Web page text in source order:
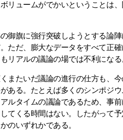
リュームがでかいということは
御旗に強行突破しようとする論
ただ、膨大なデータをすべて正
リアルの議論の場では不利になる
またいだ議論の進行の仕方も、
ある。たとえば多くのシンポジ
ルタイムの議論であるため、事
てくる時間はない。したがって
のいずれかである。